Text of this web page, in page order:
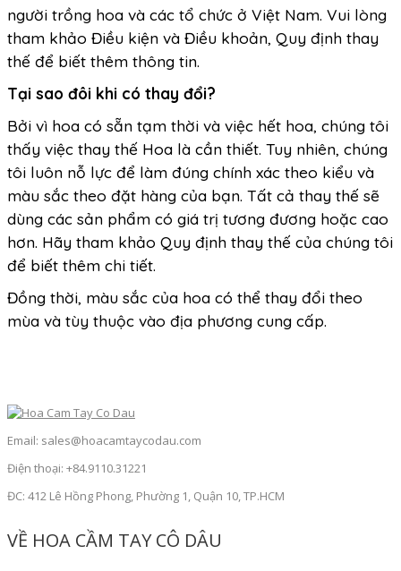
người trồng hoa và các tổ chức ở Việt Nam. Vui lòng
tham khảo Điều kiện và Điều khoản, Quy định thay
thế để biết thêm thông tin.
Tại sao đôi khi có thay đổi?
Bởi vì hoa có sẵn tạm thời và việc hết hoa, chúng tôi
thấy việc thay thế Hoa là cần thiết. Tuy nhiên, chúng
tôi luôn nỗ lực để làm đúng chính xác theo kiểu và
màu sắc theo đặt hàng của bạn. Tất cả thay thế sẽ
dùng các sản phẩm có giá trị tương đương hoặc cao
hơn. Hãy tham khảo Quy định thay thế của chúng tôi
để biết thêm chi tiết.
Đồng thời, màu sắc của hoa có thể thay đổi theo
mùa và tùy thuộc vào địa phương cung cấp.
Email: sales@hoacamtaycodau.com
Điện thoại: +84.9110.31221
ĐC: 412 Lê Hồng Phong, Phường 1, Quận 10, TP.HCM
VỀ HOA CẦM TAY CÔ DÂU